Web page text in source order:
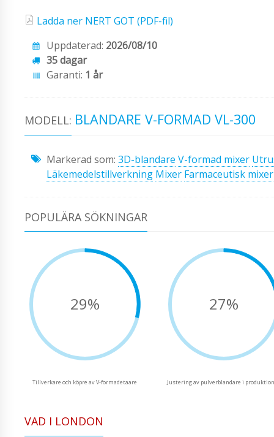
Ladda ner NERT GOT (PDF-fil)
Uppdaterad: 2026/08/10
35 dagar
Garanti: 1 år
MODELL: BLANDARE V-FORMAD VL-300
Markerad som: 3D-blandare V-formad mixer
Läkemedelstillverkning Mixer Farmaceutisk mixer
POPULÄRA SÖKNINGAR
29%
Tillverkare och köpre av V-formadetaare
27%
Justering av pulverblandare i
VAD I LONDON